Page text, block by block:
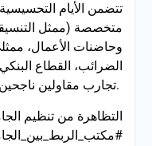
تتضمن الأيام
متخصصة (ممثل
وحاضنات الأعمال،
الضرائب، القطاع
تجارب مقاولين ناجحين للاستفادة منها.
التظاهرة من تنظيم